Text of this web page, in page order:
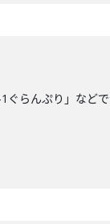
らんぷり」など